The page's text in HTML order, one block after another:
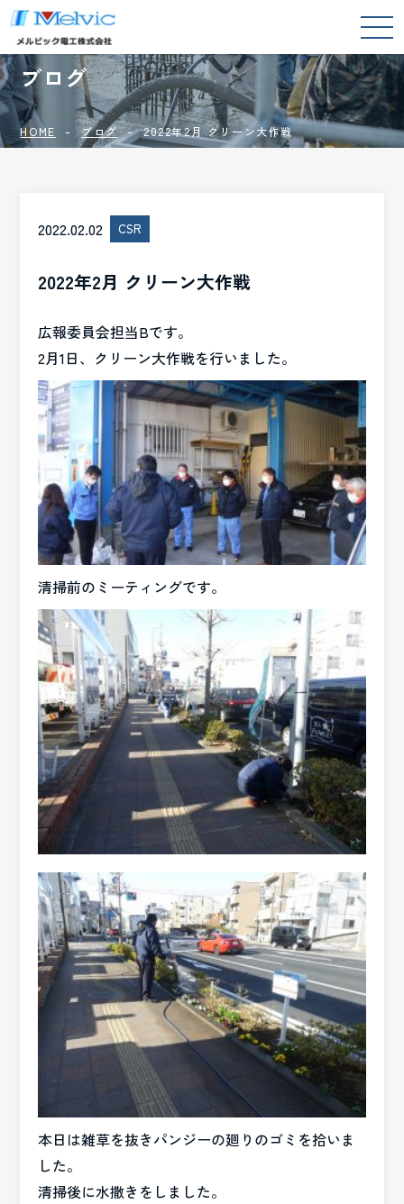
BLOG
ブログ
HOME ブログ 2022年2月 クリーン大作戦
2022.02.02 CSR
2022年2月 クリーン大作戦
広報委員会担当Bです。
2月1日、クリーン大作戦を行いました。
清掃前のミーティングです。
本日は雑草を抜きパンジーの廻りのゴミを拾いま
した。
清掃後に水撒きをしました。